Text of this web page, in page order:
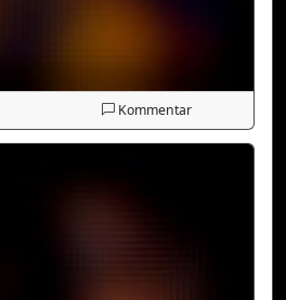
Kommentar